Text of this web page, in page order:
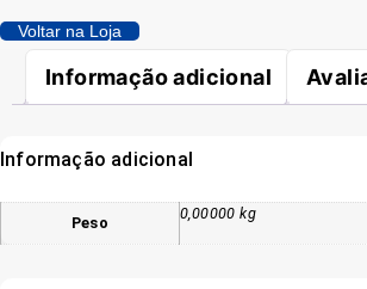
REF.501PP
ALL
BLACK
quantidade
Voltar na Loja
Informação adicional
Informação adicional
Peso
0,00000 kg